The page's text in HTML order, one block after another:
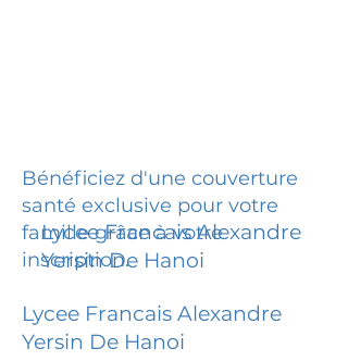
Bénéficiez d'une couverture
santé exclusive pour votre
famille grâce à votre
inscription.
Lycee Francais Alexandre
Yersin De Hanoi
Lycee Francais Alexandre
Yersin De Hanoi